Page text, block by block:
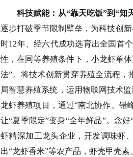
科技赋能：从“靠天吃饭”到“知
逐步打破季节限制壁垒，为科技创
时12年、经六代成功选育出全国首
性，在同等养殖条件下，小龙虾单
法”。 将技术创新贯穿养殖全流程，
局智慧养殖系统，运用物联网技术
龙虾养殖项目，通过“南北协作、错
让“夏季限定”变身“全年鲜品”。 念好
虾精深加工龙头企业，开发调味虾
出“龙虾香米”等农产品，虾壳甲壳素